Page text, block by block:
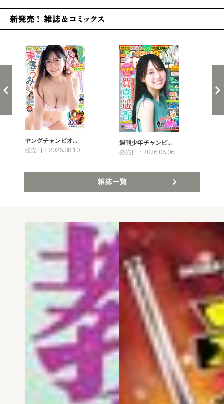
ヤングチャンピオ…
発売日：2026.08.10
週刊少年チャンピ…
発売日：2026.08.06